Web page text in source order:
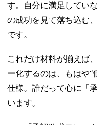
す。自分に満足してい
の成功を見て落ち込む
です。
これだけ材料が揃えば
ー化するのは、もはや“
仕様。誰だって心に「
います。